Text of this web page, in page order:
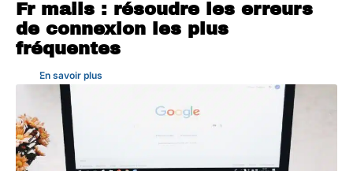
Fr mails : résoudre les erreurs
de connexion les plus
fréquentes
En savoir plus